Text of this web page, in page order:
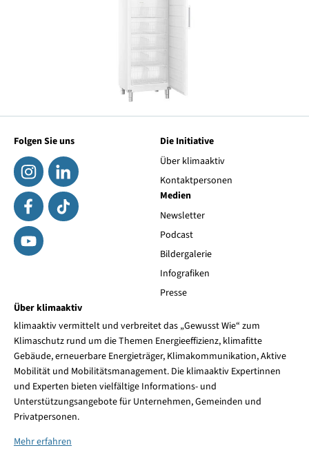
Folgen Sie uns
Die Initiative
Über klimaaktiv
Kontaktpersonen
Medien
Newsletter
Podcast
Bildergalerie
Infografiken
Presse
Über klimaaktiv
klimaaktiv vermittelt und verbreitet das „Gewusst Wie“ zum
Klimaschutz rund um die Themen Energieeffizienz, klimafitte
Gebäude, erneuerbare Energieträger, Klimakommunikation, Aktive
Mobilität und Mobilitätsmanagement. Die klimaaktiv Expertinnen
und Experten bieten vielfältige Informations- und
Unterstützungsangebote für Unternehmen, Gemeinden und
Privatpersonen.
Mehr erfahren